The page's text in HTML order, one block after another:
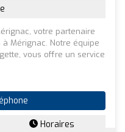
votre partenaire
Mérignac. Notre équipe
vous offre un service
Horaires